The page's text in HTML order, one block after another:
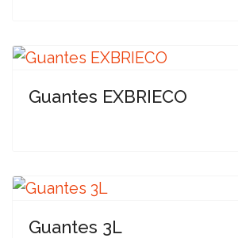
Guantes EXBRIECO
Guantes 3L